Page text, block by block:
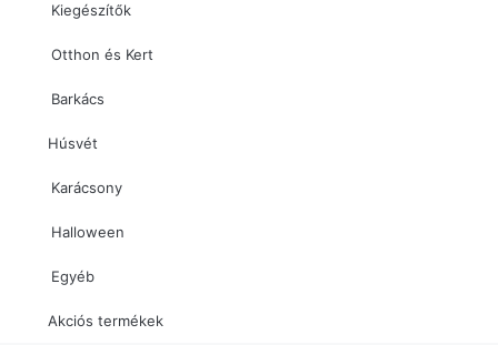
Kiegészítők
Otthon és Kert
Barkács
Húsvét
Karácsony
Halloween
Egyéb
Akciós termékek